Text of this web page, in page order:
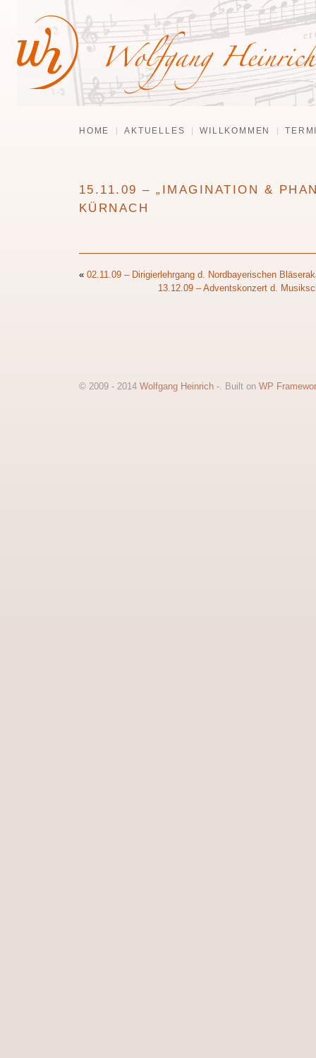
HOME AKTUELLES WILLKOMMEN
15.11.09 – „IMAGINATION &
KÜRNACH
« 02.11.09 – Dirigierlehrgang d. Nordbayerischen
13.12.09 – Adventskonzert d.
© 2009 - 2014 Wolfgang Heinrich -. Built on WP